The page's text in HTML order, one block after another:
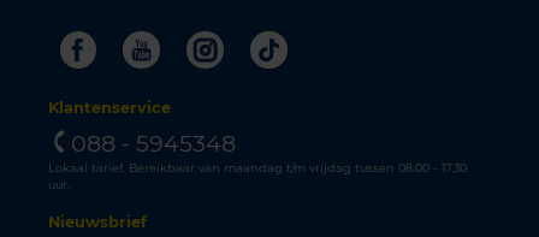
FacebookYoutubeInstagram
Tiktok
Klantenservice
088 - 5945348
Lokaal tarief. Bereikbaar van maandag t/m vrijdag tussen 08.00 - 17.30
uur.
Nieuwsbrief